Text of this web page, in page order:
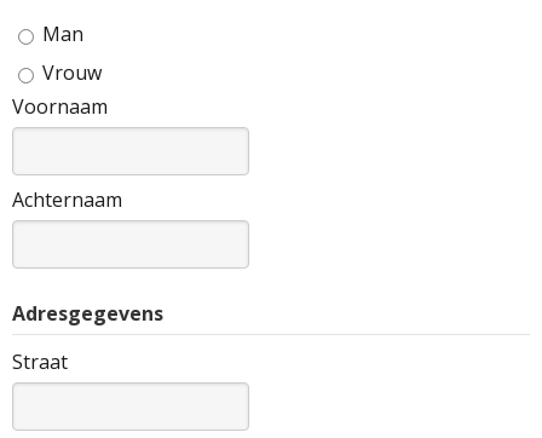
Man
Vrouw
Voornaam
Achternaam
Adresgegevens
Straat